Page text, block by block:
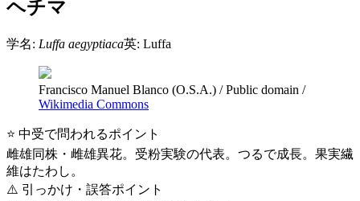
ヘチマ
学名: Luffa aegyptiaca英: Luffa
Francisco Manuel Blanco (O.S.A.) /Public domain /
Wikimedia Commons
⭐ 中受で問われるポイント
雌雄同株・雌雄異花。受粉実験の代表。つるで成長。果実繊
維はたわし。
⚠️ 引っかけ・誤答ポイント